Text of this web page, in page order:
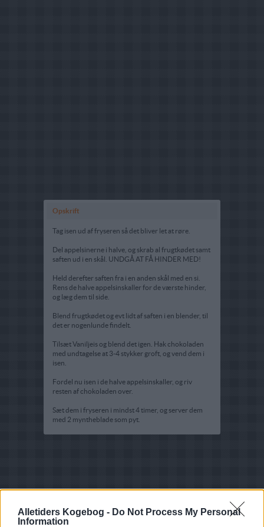
Alletiders Kogebog - Do Not Process My Personal
Information
Opskrift
Tag isen ud af fryseren så det bliver let at røre.
Del appelsinerne i halve, og skrab al frugtkødet samt
saften ud i en skål. UNDGÅ AT FÅ HINDER MED!
Held derefter saften fra i en anden skål med en si.
Rens de halve appelsinskaller for de værste hinder,
og læg dem til side.
Blend frugtkødet og evt lidt af saften i en blender, til
det er nogenlunde findelt.
Tilsæt Vaniljeis og blend det igen. Hak chokoladen
med undtagelse at 3-4 stykker groft, og vend dem i
isen.
Fordel nu isen i de halve appelsinskaller, og riv
resten af chokoladen over.
Sæt dem i fryseren i mindst 4 timer, og server dem
med 2 myntheblade som pyt.